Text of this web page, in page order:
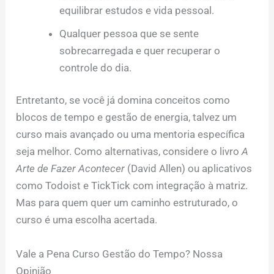
equilibrar estudos e vida pessoal.
Qualquer pessoa que se sente
sobrecarregada e quer recuperar o
controle do dia.
Entretanto, se você já domina conceitos como
blocos de tempo e gestão de energia, talvez um
curso mais avançado ou uma mentoria específica
seja melhor. Como alternativas, considere o livroA
Arte de Fazer Acontecer (David Allen) ou aplicativos
como Todoist e TickTick com integração à matriz.
Mas para quem quer um caminho estruturado, o
curso é uma escolha acertada.
Vale a Pena Curso Gestão do Tempo? Nossa
Opinião